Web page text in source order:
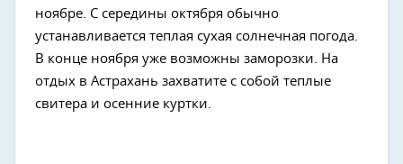
ноябре. С середины октября обычно
устанавливается теплая сухая солнечная погода.
В конце ноября уже возможны заморозки. На
отдых в Астрахань захватите с собой теплые
свитера и осенние куртки.